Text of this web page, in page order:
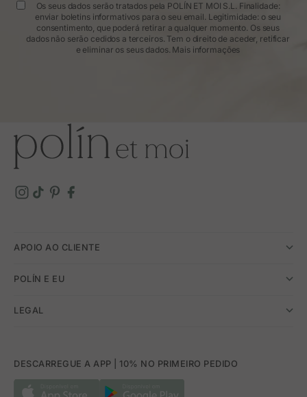
Os seus dados serão tratados pela POLÍN ET MOI S.L. Finalidade:
enviar boletins informativos para o seu email. Legitimidade: o seu
consentimento, que poderá retirar a qualquer momento. Os seus
dados não serão cedidos a terceiros. Tem o direito de aceder, retificar
e eliminar os seus dados. Mais informações
APOIO AO CLIENTE
POLÍN E EU
LEGAL
DESCARREGUE A APP | 10% NO PRIMEIRO PEDIDO